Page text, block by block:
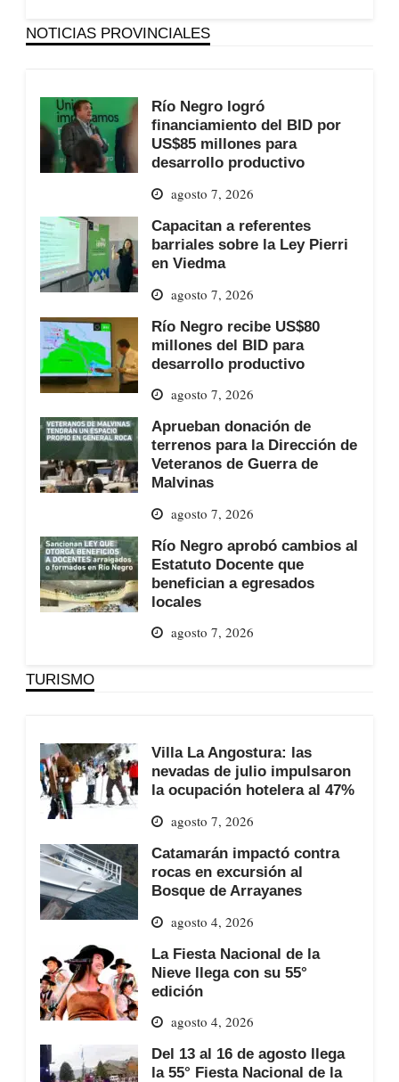
NOTICIAS PROVINCIALES
Río Negro logró
financiamiento del BID por
US$85 millones para
desarrollo productivo
agosto 7, 2026
Capacitan a referentes
barriales sobre la Ley Pierri
en Viedma
agosto 7, 2026
Río Negro recibe US$80
millones del BID para
desarrollo productivo
agosto 7, 2026
Aprueban donación de
terrenos para la Dirección de
Veteranos de Guerra de
Malvinas
agosto 7, 2026
Río Negro aprobó cambios al
Estatuto Docente que
benefician a egresados
locales
agosto 7, 2026
TURISMO
Villa La Angostura: las
nevadas de julio impulsaron
la ocupación hotelera al 47%
agosto 7, 2026
Catamarán impactó contra
rocas en excursión al
Bosque de Arrayanes
agosto 4, 2026
La Fiesta Nacional de la
Nieve llega con su 55°
edición
agosto 4, 2026
Del 13 al 16 de agosto llega
la 55° Fiesta Nacional de la